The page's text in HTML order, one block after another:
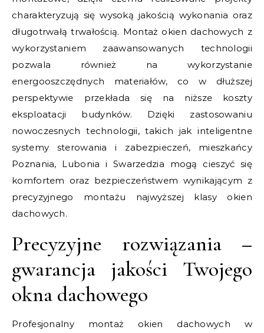
charakteryzują się wysoką jakością wykonania oraz
długotrwałą trwałością. Montaż okien dachowych z
wykorzystaniem zaawansowanych technologii
pozwala również na wykorzystanie
energooszczędnych materiałów, co w dłuższej
perspektywie przekłada się na niższe koszty
eksploatacji budynków. Dzięki zastosowaniu
nowoczesnych technologii, takich jak inteligentne
systemy sterowania i zabezpieczeń, mieszkańcy
Poznania, Lubonia i Swarzedzia mogą cieszyć się
komfortem oraz bezpieczeństwem wynikającym z
precyzyjnego montażu najwyższej klasy okien
dachowych.
Precyzyjne rozwiązania –
gwarancja jakości Twojego
okna dachowego
Profesjonalny montaż okien dachowych w